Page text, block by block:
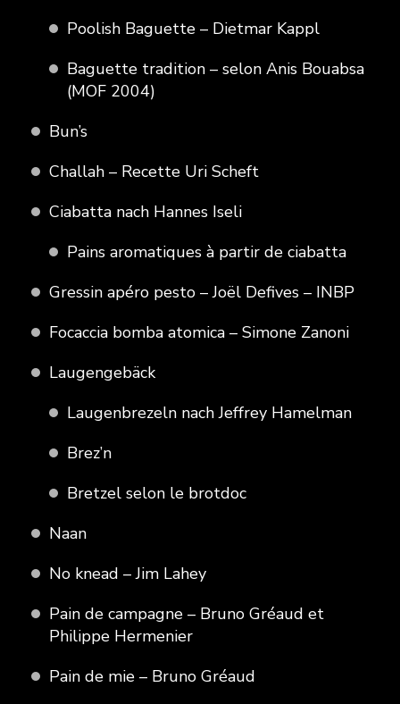
Poolish Baguette – Dietmar Kappl
Baguette tradition – selon Anis Bouabsa
(MOF 2004)
Bun’s
Challah – Recette Uri Scheft
Ciabatta nach Hannes Iseli
Pains aromatiques à partir de ciabatta
Gressin apéro pesto – Joël Defives – INBP
Focaccia bomba atomica – Simone Zanoni
Laugengebäck
Laugenbrezeln nach Jeffrey Hamelman
Brez’n
Bretzel selon le brotdoc
Naan
No knead – Jim Lahey
Pain de campagne – Bruno Gréaud et
Philippe Hermenier
Pain de mie – Bruno Gréaud